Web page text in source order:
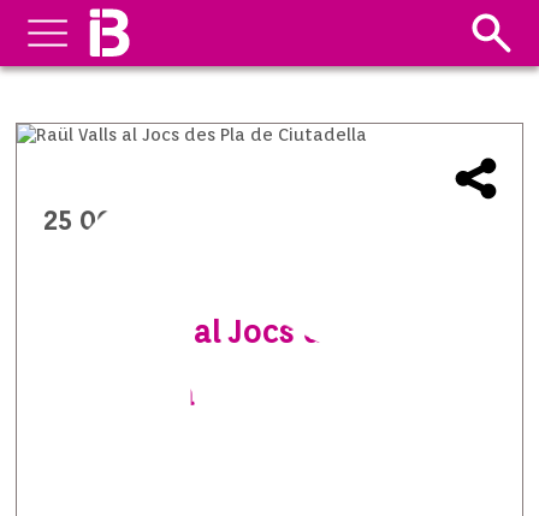
25 06 2014
Raül Valls al Jocs des Pla de
Ciutadella